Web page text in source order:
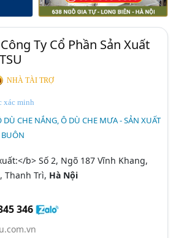
Ty Cổ Phần Sản Xuất
NHÀ TÀI TRỢ
xác minh
DÙ CHE NẮNG, Ô DÙ CHE MƯA - SẢN XUẤT
BUÔN
b> Số 2, Ngõ 187 Vĩnh Khang,
Thanh Trì, Hà Nội
346